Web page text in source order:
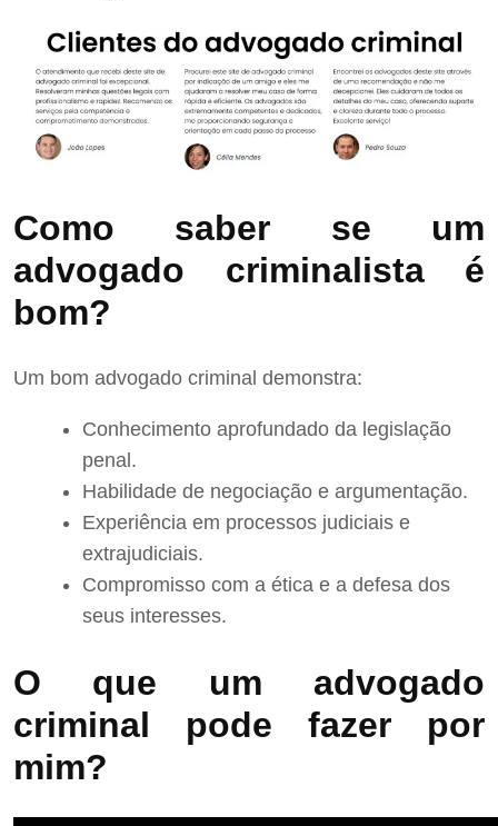
Como saber se um
advogado criminalista é
bom?
Um bom advogado criminal demonstra:
Conhecimento aprofundado da legislação
penal.
Habilidade de negociação e argumentação.
Experiência em processos judiciais e
extrajudiciais.
Compromisso com a ética e a defesa dos
seus interesses.
O que um advogado
criminal pode fazer por
mim?